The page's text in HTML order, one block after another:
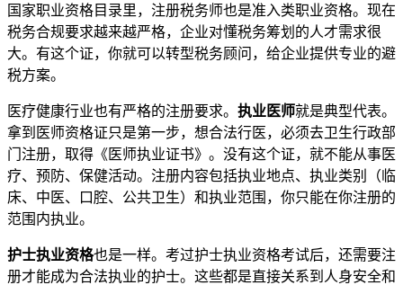
国家职业资格目录里，注册税务师也是准入类职业资格。现在
税务合规要求越来越严格，企业对懂税务筹划的人才需求很
大。有这个证，你就可以转型税务顾问，给企业提供专业的避
税方案。
医疗健康行业也有严格的注册要求。 执业医师就是典型代表。
拿到医师资格证只是第一步，想合法行医，必须去卫生行政部
门注册，取得《医师执业证书》。没有这个证，就不能从事医
疗、预防、保健活动。注册内容包括执业地点、执业类别（临
床、中医、口腔、公共卫生）和执业范围，你只能在你注册的
范围内执业。
护士执业资格也是一样。考过护士执业资格考试后，还需要注
册才能成为合法执业的护士。这些都是直接关系到人身安全和